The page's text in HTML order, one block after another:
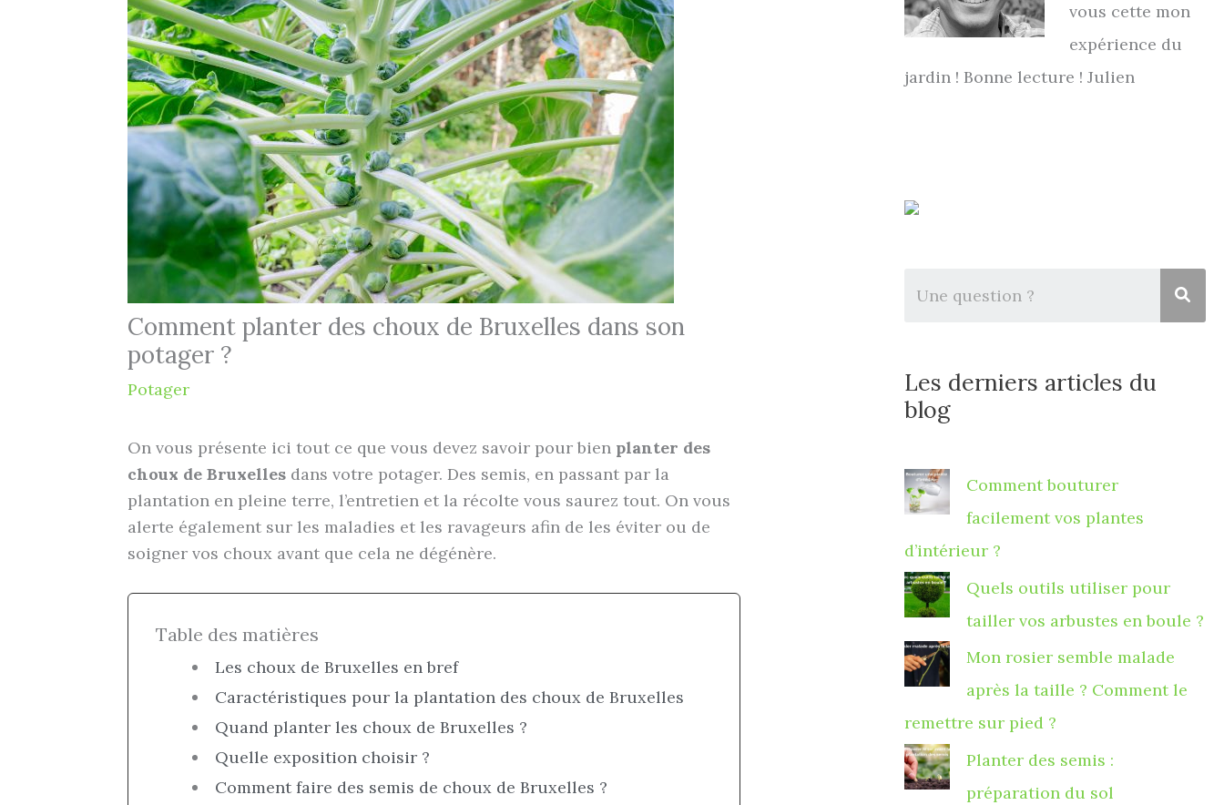
Comment planter des choux de Bruxelles dans son
potager ?
Potager
On vous présente ici tout ce que vous devez savoir pour bien planter des
choux de Bruxelles dans votre potager. Des semis, en passant par la
plantation en pleine terre, l’entretien et la récolte vous saurez tout. On vous
alerte également sur les maladies et les ravageurs afin de les éviter ou de
soigner vos choux avant que cela ne dégénère.
Table des matières
Les choux de Bruxelles en bref
Caractéristiques pour la plantation des choux de Bruxelles
Quand planter les choux de Bruxelles ?
Quelle exposition choisir ?
Comment faire des semis de choux de Bruxelles ?
vous cette mon
expérience du
jardin ! Bonne lecture ! Julien
Les derniers articles du
blog
Comment bouturer
facilement vos plantes
d’intérieur ?
Quels outils utiliser pour
tailler vos arbustes en boule ?
Mon rosier semble malade
après la taille ? Comment le
remettre sur pied ?
Planter des semis :
préparation du sol